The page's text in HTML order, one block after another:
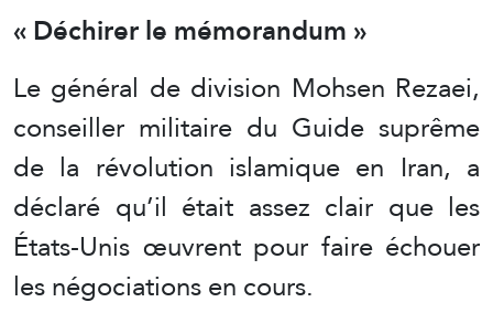
« Déchirer le mémorandum »
Le général de division Mohsen Rezaei,
conseiller militaire du Guide suprême
de la révolution islamique en Iran, a
déclaré qu’il était assez clair que les
États-Unis œuvrent pour faire échouer
les négociations en cours.